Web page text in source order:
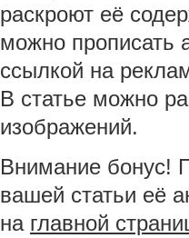
раскроют её
можно прописать
ссылкой на
В статье можно
изображений.
Внимание бонус!
вашей статьи её
на главной